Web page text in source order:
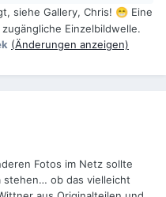
siehe Gallery, Chris! 😁 Eine
Einzelbildwelle.
(Änderungen anzeigen)
Fotos im Netz sollte
stehen… ob das vielleicht